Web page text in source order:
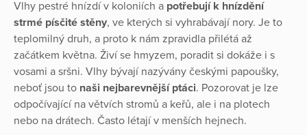
Vlhy pestré hnízdí v koloniích a potřebují k hnízdění
strmé písčité stěny, ve kterých si vyhrabávají nory. Je to
teplomilný druh, a proto k nám zpravidla přilétá až
začátkem května. Živí se hmyzem, poradit si dokáže i s
vosami a sršni. Vlhy bývají nazývány českými papoušky,
neboť jsou to naši nejbarevnější ptáci. Pozorovat je lze
odpočívající na větvích stromů a keřů, ale i na plotech
nebo na drátech. Často létají v menších hejnech.